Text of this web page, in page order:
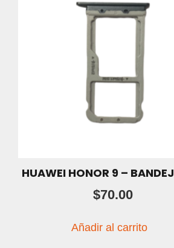
HUAWEI HONOR 9 –
$70.00
Añadir al carrito